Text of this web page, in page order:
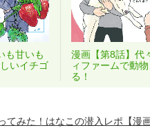
も甘いも
いイチゴ
漫画【第8話】代
ィファームで動
る！
てみた！はなこの潜入レポ【漫画